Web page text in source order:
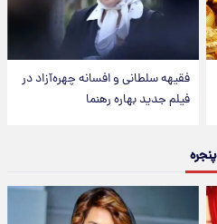
فقیهه سلطانی و افسانه چهره‌آزاد در
فیلم جدید بهاره رهنما
پنجره